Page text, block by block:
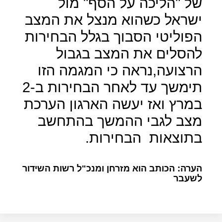
ישראל כשהוא מנצל את המצב
הפוליטי הסבוך בגלל הבחירות
להסלים את המצב בגבול
הרצועה,נראה כי המגמה הזו
תימשך עד לאחר הבחירות ב-2
במרץ ואז יעשה הארגון הערכת
מצב לגבי ההמשך בהתחשב
בתוצאות הבחירות.
הערה: הכותב הוא מזרחן ומנכ"ל רשות השידור
לשעבר